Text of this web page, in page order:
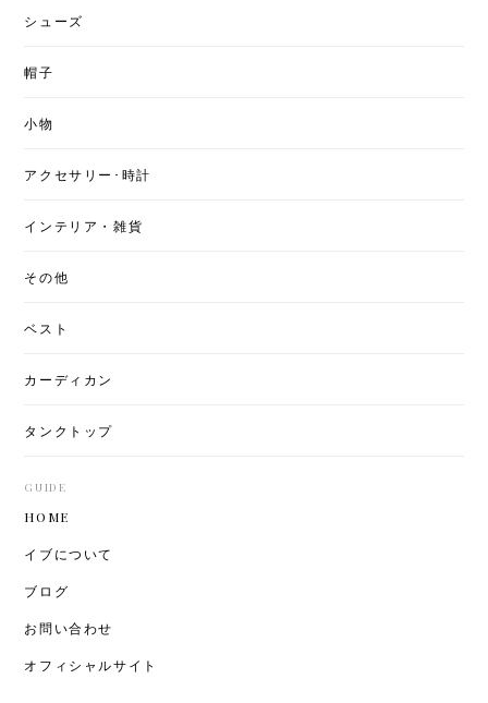
シューズ
帽子
小物
アクセサリー･時計
インテリア・雑貨
その他
ベスト
カーディカン
タンクトップ
GUIDE
HOME
イブについて
ブログ
お問い合わせ
オフィシャルサイト